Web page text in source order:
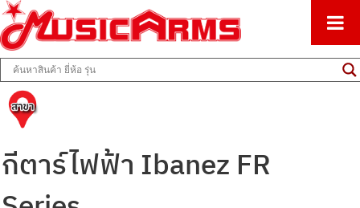
Music Arms
ศูนย์รวมครื่องดนตรีทุกชนิด ตั้งแต่เริ่มต้นถึงมืออาชีพ
กีตาร์ไฟฟ้า Ibanez FR